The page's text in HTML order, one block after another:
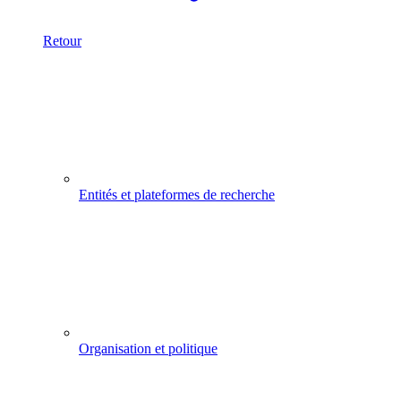
Retour
Entités et plateformes de recherche
Organisation et politique